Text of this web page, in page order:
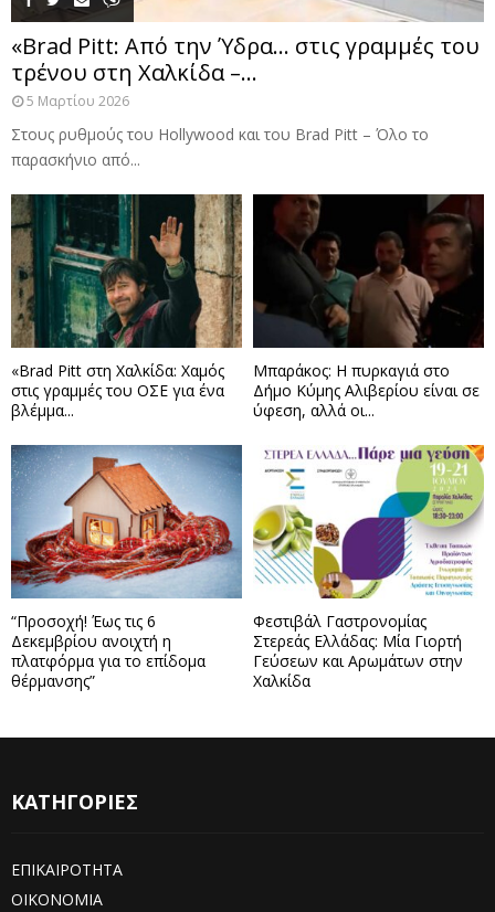
«Brad Pitt: Από την Ύδρα… στις γραμμές του
τρένου στη Χαλκίδα –...
5 Μαρτίου 2026
Στους ρυθμούς του Hollywood και του Brad Pitt – Όλο το
παρασκήνιο από...
«Brad Pitt στη Χαλκίδα: Χαμός
στις γραμμές του ΟΣΕ για ένα
βλέμμα...
Μπαράκος: Η πυρκαγιά στο
Δήμο Κύμης Αλιβερίου είναι σε
ύφεση, αλλά οι...
“Προσοχή! Έως τις 6
Δεκεμβρίου ανοιχτή η
πλατφόρμα για το επίδομα
θέρμανσης”
Φεστιβάλ Γαστρονομίας
Στερεάς Ελλάδας: Μία Γιορτή
Γεύσεων και Αρωμάτων στην
Χαλκίδα
ΚΑΤΗΓΟΡΙΕΣ
ΕΠΙΚΑΙΡΟΤΗΤΑ
ΟΙΚΟΝΟΜΙΑ